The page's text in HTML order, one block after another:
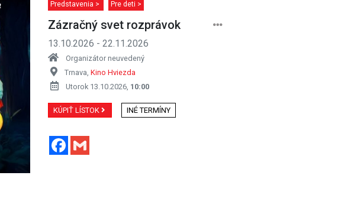
Predstavenia > Pre deti >
Zázračný svet rozprávok
13.10.2026 - 22.11.2026
Organizátor neuvedený
Trnava, Kino Hviezda
Utorok 13.10.2026, 10:00
KÚPIŤ LÍSTOK INÉ TERMÍNY
Facebook